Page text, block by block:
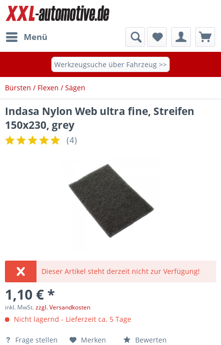
Menü
Werkzeugsuche über Fahrzeug >>
Bürsten / Flexen / Sägen
Indasa Nylon Web ultra fine, Streifen
150x230, grey
(4)
Dieser Artikel steht derzeit nicht zur Verfügung!
1,10 € *
inkl. MwSt.zzgl. Versandkosten
Nicht lagernd - Lieferzeit ca. 5 Tage
Frage stellen Merken Bewerten